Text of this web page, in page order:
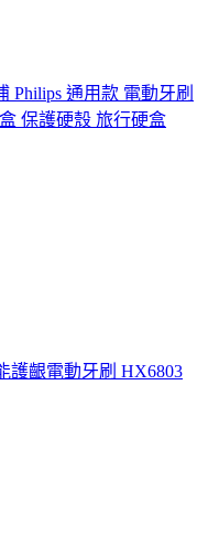
Philips 通用款 電動牙刷
保護硬殼 旅行硬盒
護齦電動牙刷 HX6803